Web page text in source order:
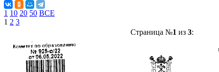
1 10 20 50 ВСЕ
1 2 3
Страница №1 из 3: